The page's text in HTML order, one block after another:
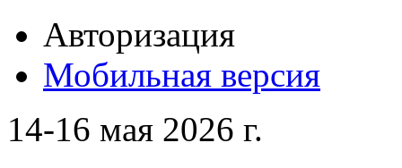
Авторизация
Мобильная версия
14-16 мая 2026 г.